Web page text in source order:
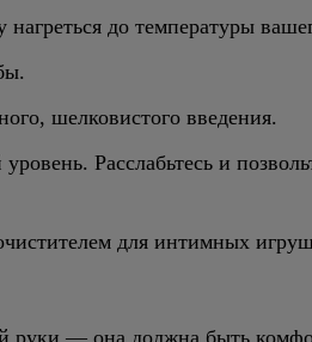
до температуры
шелковистого введения.
Расслабьтесь и
для интимных
руки — она должна быть